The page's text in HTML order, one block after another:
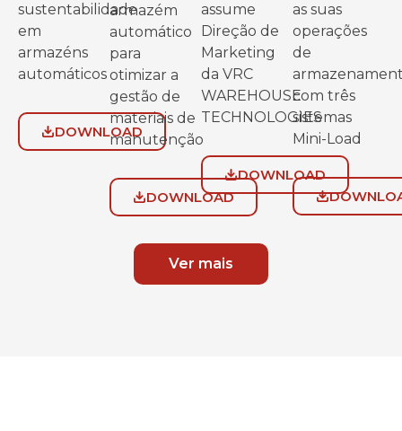
sustentabilidade
em
armazéns
automáticos
DOWNLOAD
armazém
automático
para
otimizar a
gestão de
materiais de
manutenção
DOWNLOAD
assume
Direção de
Marketing
da VRC
WAREHOUSE
TECHNOLOGIES
DOWNLOAD
as suas
operações
de
com três
sistemas
Mini-Load
Ver mais